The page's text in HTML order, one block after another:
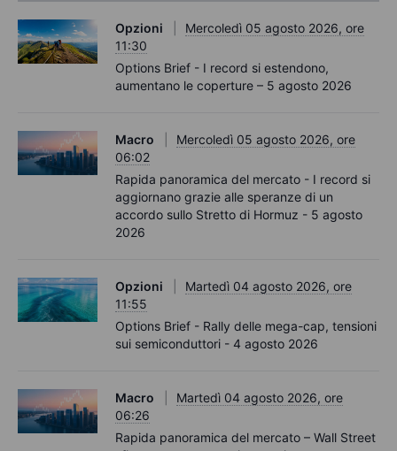
Opzioni
Mercoledì 05 agosto 2026, ore
11:30
Options Brief - I record si estendono,
aumentano le coperture – 5 agosto 2026
Macro
Mercoledì 05 agosto 2026, ore
06:02
Rapida panoramica del mercato - I record si
aggiornano grazie alle speranze di un
accordo sullo Stretto di Hormuz - 5 agosto
2026
Opzioni
Martedì 04 agosto 2026, ore
11:55
Options Brief - Rally delle mega-cap, tensioni
sui semiconduttori - 4 agosto 2026
Macro
Martedì 04 agosto 2026, ore
06:26
Rapida panoramica del mercato – Wall Street